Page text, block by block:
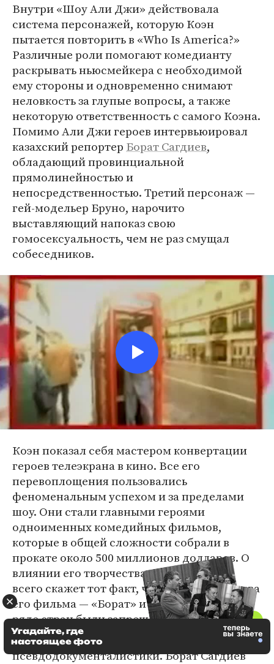
Внутри «Шоу Али Джи» действовала
система персонажей, которую Коэн
пытается повторить в «Who Is America?»
Различные роли помогают комедианту
раскрывать ньюсмейкера с необходимой
ему стороны и одновременно снимают
неловкость за глупые вопросы, а также
некоторую ответственность с самого Коэна.
Помимо Али Джи героев интервьюировал
казахский репортер Борат Сагдиев,
обладающий провинциальной
прямолинейностью и
непосредственностью. Третий персонаж —
гей-модельер Бруно, нарочито
выставляющий напоказ свою
гомосексуальность, чем не раз смущал
собеседников.
Коэн показал себя мастером конвертации
героев телеэкрана в кино. Все его
перевоплощения пользовались
феноменальным успехом и за пределами
шоу. Они стали главными героями
одноименных комедийных фильмов,
которые в общей сложности собрали в
прокате около 500 миллионов долларов. О
влиянии его творчества красноречивее
всего скажет тот факт, что как минимум два
его фильма — «Борат» и «Диктатор» — в
ряде стран были запрещены.
Коэн — один из пионеров сатирической
псевдодокументалистики. Борат Сагдиев
Угадайте, где
настоящее фото